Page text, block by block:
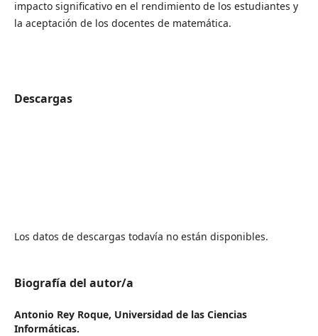
impacto significativo en el rendimiento de los estudiantes y
la aceptación de los docentes de matemática.
Descargas
Los datos de descargas todavía no están disponibles.
Biografía del autor/a
Antonio Rey Roque, Universidad de las Ciencias
Informáticas.